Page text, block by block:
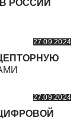
РОССИИ
27.09.2024
27.09.2024